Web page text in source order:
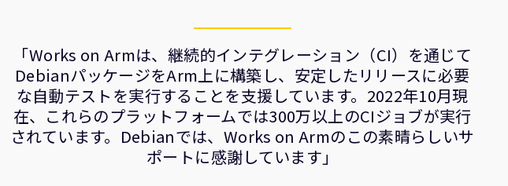
「Works on Armは、継続的インテグレーション（CI）を通じて
DebianパッケージをArm上に構築し、安定したリリースに必要
な自動テストを実行することを支援しています。2022年10月現
在、これらのプラットフォームでは300万以上のCIジョブが実行
されています。Debianでは、Works on Armのこの素晴らしいサ
ポートに感謝しています」